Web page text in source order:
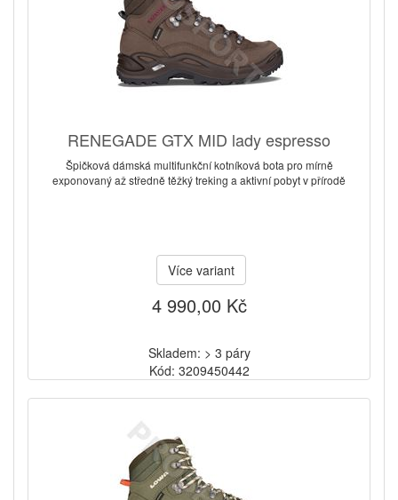
RENEGADE GTX MID lady espresso
Špičková dámská multifunkční kotníková bota pro mírně
exponovaný až středně těžký treking a aktivní pobyt v přírodě
Více variant
4 990,00 Kč
Skladem: > 3 páry
Kód: 3209450442